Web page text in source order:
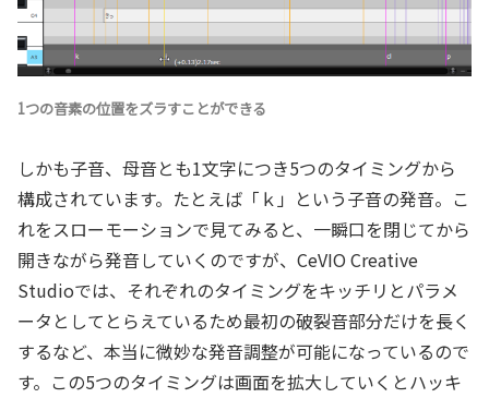
1つの音素の位置をズラすことができる
しかも子音、母音とも1文字につき5つのタイミングから
構成されています。たとえば「ｋ」という子音の発音。こ
れをスローモーションで見てみると、一瞬口を閉じてから
開きながら発音していくのですが、CeVIO Creative
Studioでは、それぞれのタイミングをキッチリとパラメ
ータとしてとらえているため最初の破裂音部分だけを長く
するなど、本当に微妙な発音調整が可能になっているので
す。この5つのタイミングは画面を拡大していくとハッキ